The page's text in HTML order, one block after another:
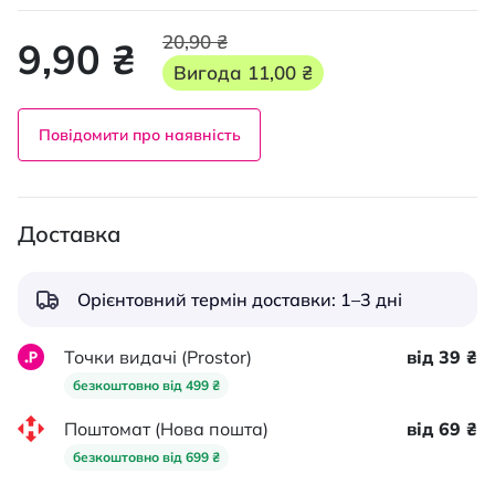
9,90 ₴
20,90 ₴
Вигода 11,00 ₴
Повідомити про наявність
Доставка
Орієнтовний термін доставки: 1–3 дні
Точки видачі (Prostor)
безкоштовно від 499 ₴
від 39 ₴
Поштомат (Нова пошта)
безкоштовно від 699 ₴
від 69 ₴